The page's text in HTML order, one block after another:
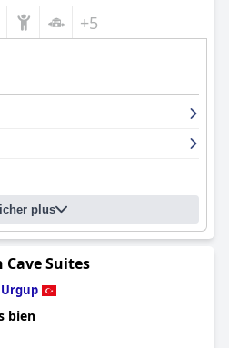
+5
plus
Cave Suites
Urgup
bien